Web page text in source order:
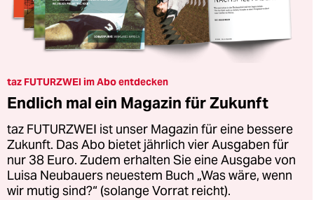
taz FUTURZWEI im Abo entdecken
Endlich mal ein Magazin für Zukunft
taz FUTURZWEI ist unser Magazin für eine bessere
Zukunft. Das Abo bietet jährlich vier Ausgaben für
nur 38 Euro. Zudem erhalten Sie eine Ausgabe von
Luisa Neubauers neuestem Buch „Was wäre, wenn
wir mutig sind?“ (solange Vorrat reicht).